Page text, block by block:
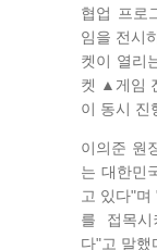
협업 프로
임을 전시
켓이 열리
켓 ▲게임
이 동시 진
이의준 원
는 대한민
고 있다"
를 접목
다"고 말했